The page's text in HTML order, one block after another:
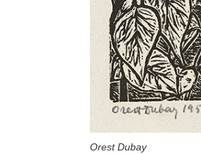
Orest Dubay